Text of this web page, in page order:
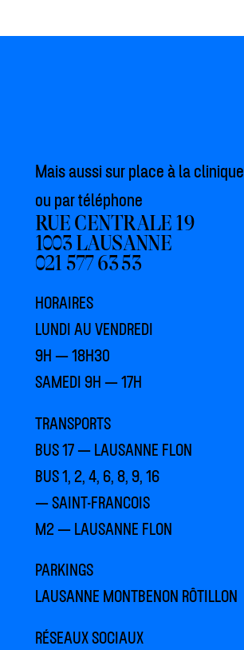
Mais aussi sur place à la clinique
ou par téléphone
RUE CENTRALE 19
1003 LAUSANNE
021 577 63 53
HORAIRES
LUNDI AU VENDREDI
9H — 18H30
SAMEDI 9H — 17H
TRANSPORTS
BUS 17 — LAUSANNE FLON
BUS 1, 2, 4, 6, 8, 9, 16
— SAINT-FRANCOIS
M2 — LAUSANNE FLON
PARKINGS
LAUSANNE MONTBENON RÔTILLON
RÉSEAUX SOCIAUX